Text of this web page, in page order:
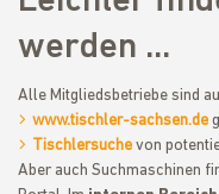
werden ...
Alle Mitgliedsbetriebe sind
www.tischler-sachsen.de
Tischlersuche von
Aber auch Suchmaschinen